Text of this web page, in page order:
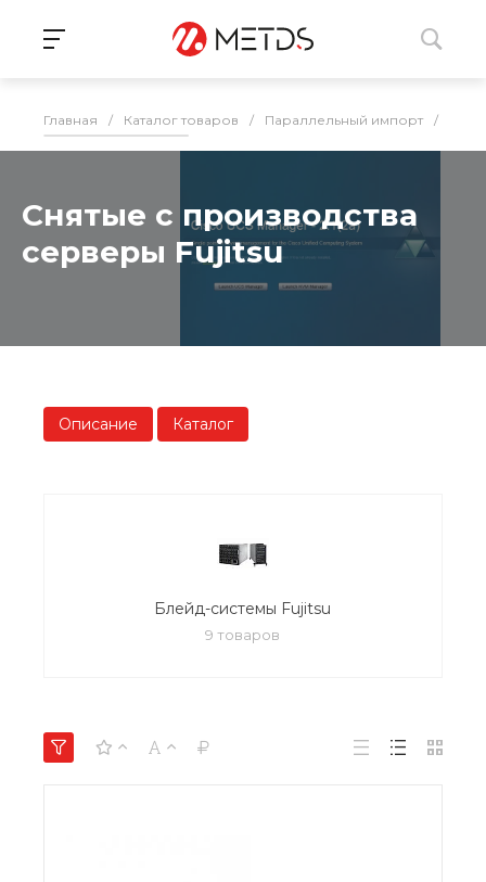
Главная / Каталог товаров / Параллельный импорт /
Снятые с производства
серверы Fujitsu
Описание Каталог
Блейд-системы Fujitsu
9 товаров